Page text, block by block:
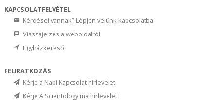
KAPCSOLATFELVÉTEL
Kérdései vannak? Lépjen velünk kapcsolatba
Visszajelzés a weboldalról
Egyházkereső
FELIRATKOZÁS
Kérje a Napi Kapcsolat hírlevelet
Kérje A Scientology ma hírlevelet